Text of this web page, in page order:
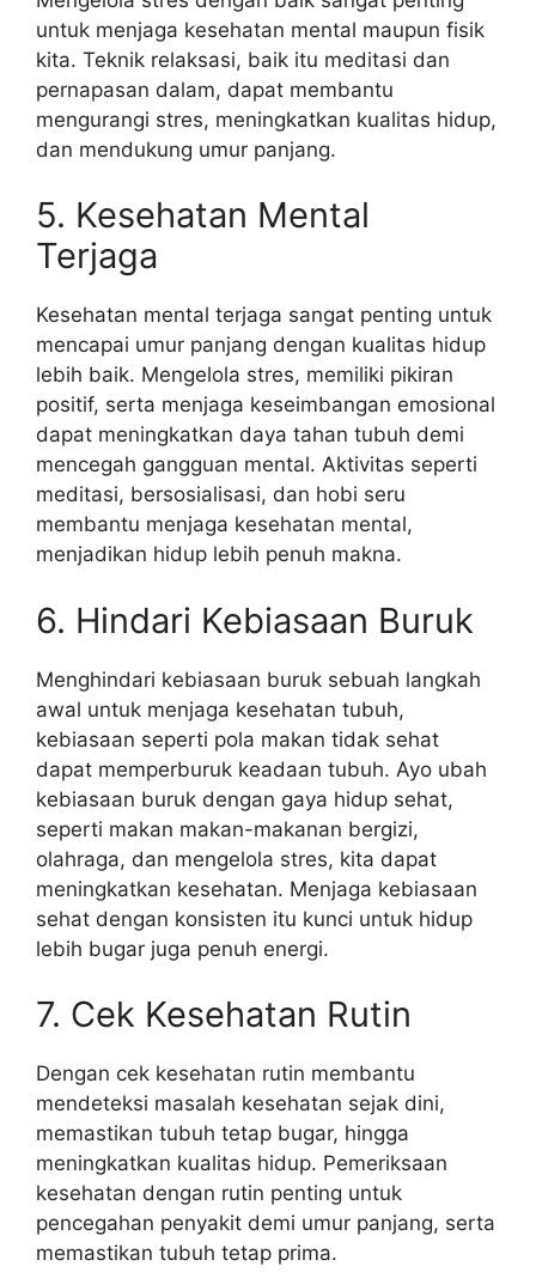
untuk menjaga kesehatan mental maupun fisik
kita. Teknik relaksasi, baik itu meditasi dan
pernapasan dalam, dapat membantu
mengurangi stres, meningkatkan kualitas hidup,
dan mendukung umur panjang.
5. Kesehatan Mental
Terjaga
Kesehatan mental terjaga sangat penting untuk
mencapai umur panjang dengan kualitas hidup
lebih baik. Mengelola stres, memiliki pikiran
positif, serta menjaga keseimbangan emosional
dapat meningkatkan daya tahan tubuh demi
mencegah gangguan mental. Aktivitas seperti
meditasi, bersosialisasi, dan hobi seru
membantu menjaga kesehatan mental,
menjadikan hidup lebih penuh makna.
6. Hindari Kebiasaan Buruk
Menghindari kebiasaan buruk sebuah langkah
awal untuk menjaga kesehatan tubuh,
kebiasaan seperti pola makan tidak sehat
dapat memperburuk keadaan tubuh. Ayo ubah
kebiasaan buruk dengan gaya hidup sehat,
seperti makan makan-makanan bergizi,
olahraga, dan mengelola stres, kita dapat
meningkatkan kesehatan. Menjaga kebiasaan
sehat dengan konsisten itu kunci untuk hidup
lebih bugar juga penuh energi.
7. Cek Kesehatan Rutin
Dengan cek kesehatan rutin membantu
mendeteksi masalah kesehatan sejak dini,
memastikan tubuh tetap bugar, hingga
meningkatkan kualitas hidup. Pemeriksaan
kesehatan dengan rutin penting untuk
pencegahan penyakit demi umur panjang, serta
memastikan tubuh tetap prima.